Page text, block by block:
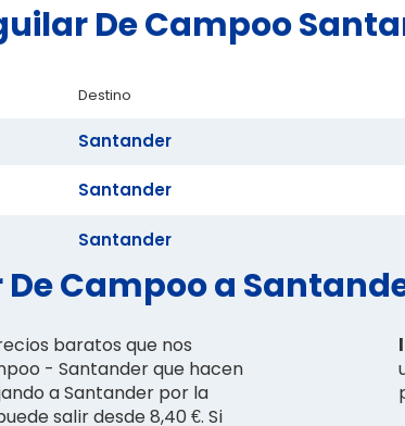
De Campoo
Destino
Santander
Santander
Santander
Campoo a
baratos que nos
- Santander que hacen
a Santander por la
salir desde 8,40 €. Si